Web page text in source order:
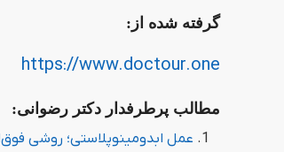
گرفته شده از:
https://www.doctour.one
مطالب پرطرفدار دکتر رضوانی:
عمل ابدومینوپلاستی؛ روشی